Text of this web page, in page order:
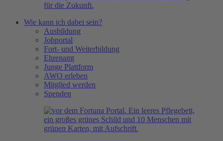
Wie kann ich dabei sein?
Ausbildung
Jobportal
Fort- und Weiterbildung
Ehrenamt
Junge Plattform
AWO erleben
Mitglied werden
Spenden